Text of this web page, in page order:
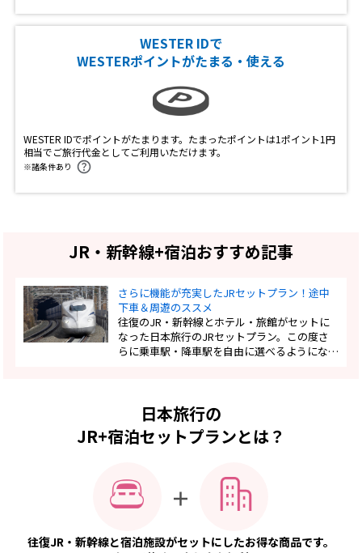
WESTER IDで
WESTERポイントがたまる・使える
WESTER IDでポイントがたまります。たまったポイントは1ポイント1円
相当でご旅行代金としてご利用いただけます。
※諸条件あり
JR・新幹線+宿泊おすすめ記事
さらに機能が充実したJRセットプラン！途中
下車＆周遊のススメ
往復のJR・新幹線とホテル・旅館がセットに
なった日本旅行のJRセットプラン。この度さ
らに乗車駅・降車駅を自由に選べるようにな
スもご紹介します！
日本旅行の
JR+宿泊セットプランとは？
往復JR・新幹線と宿泊施設がセットにしたお得な商品です。